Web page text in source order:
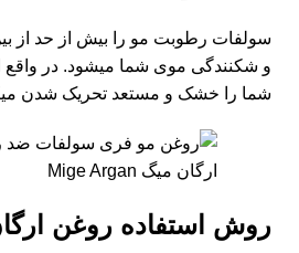
سولفات رطوبت مو را بیش از حد از
و شکنندگی موی شما میشود. در واقع
شما را خشک و مستعد تحریک شدن
روش استفاده روغن